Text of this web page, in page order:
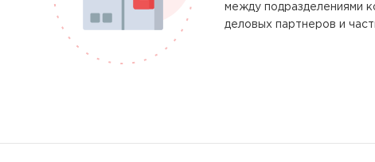
между подразделениями
деловых партнеров и